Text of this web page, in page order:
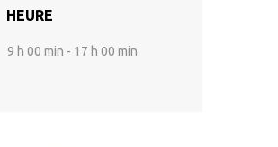
HEURE
9 h 00 min - 17 h 00 min